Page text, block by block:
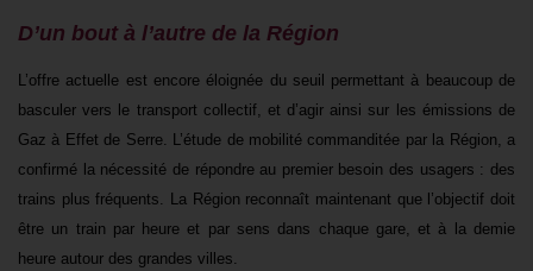
D’un bout à l’autre de la Région
L’offre actuelle est encore éloignée du seuil permettant à beaucoup de
basculer vers le transport collectif, et d’agir ainsi sur les émissions de
Gaz à Effet de Serre.
L’étude de mobilité commanditée par la Région, a
confirmé la nécessité de répondre au premier besoin des usagers : des
trains plus fréquents. La Région reconnaît maintenant que l’objectif doit
être un train par heure et par sens dans chaque gare,
et à la demie
heure autour des grandes villes.